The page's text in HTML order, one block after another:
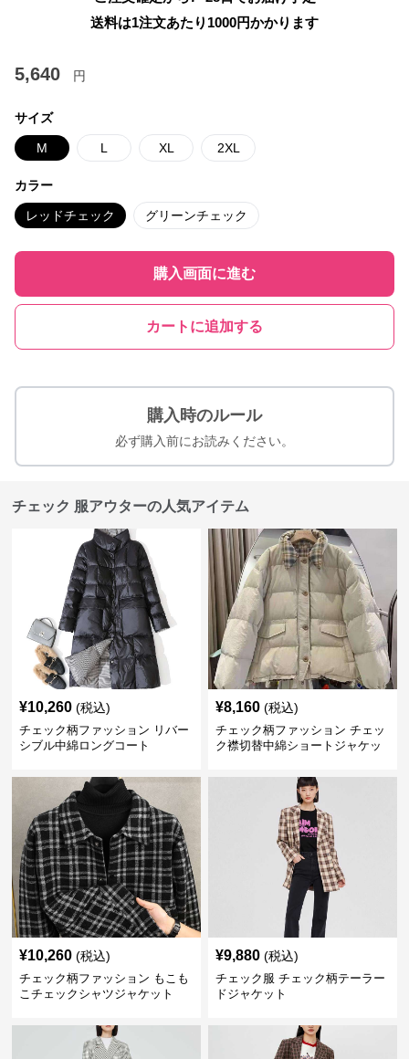
送料は1注文あたり 1000円かかります
5,640 円
サイズ
M L XL 2XL
カラー
レッドチェック グリーンチェック
購入画面に進む
カートに追加する
購入時のルール
必ず購入前にお読みください。
チェック 服アウターの人気アイテム
¥10,260 (税込)
チェック柄ファッション リバー
シブル中綿ロングコート
¥8,160 (税込)
チェック柄ファッション チェッ
ク襟切替中綿ショートジャケッ
¥10,260 (税込)
チェック柄ファッション もこも
こチェックシャツジャケット
¥9,880 (税込)
チェック服 チェック柄テーラー
ドジャケット